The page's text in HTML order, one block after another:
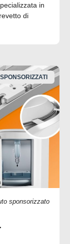
in
di
sponsorizzato